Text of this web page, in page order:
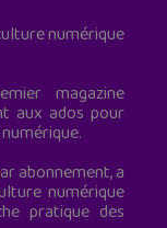
numérique
magazine
aux ados pour
abonnement, a
numérique
pratique des